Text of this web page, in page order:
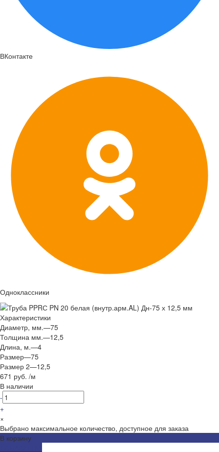
ВКонтакте
Одноклассники
Характеристики
Диаметр, мм.—75
Толщина мм.—12,5
Длина, м.—4
Размер—75
Размер 2—12,5
671 руб. /м
В наличии
-
+
×
Выбрано максимальное количество, доступное для заказа
В корзину